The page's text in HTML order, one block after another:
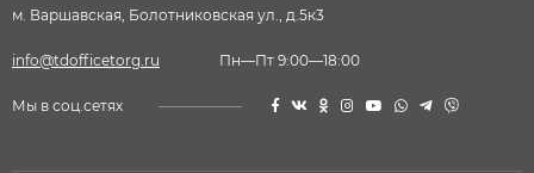
м. Варшавская, Болотниковская ул., д.5к3
info@tdofficetorg.ru Пн—Пт 9:00—18:00
Мы в соц.сетях